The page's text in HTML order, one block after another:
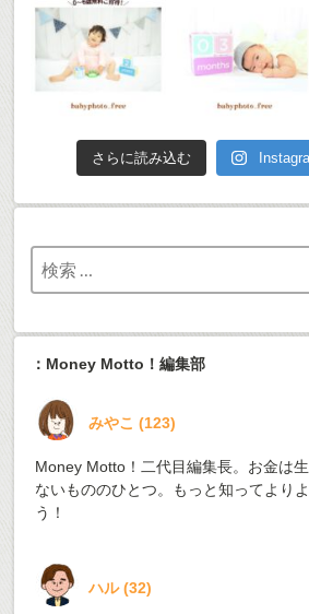
さらに読み込む
：Money Motto！編集部
みやこ(123)
Money Motto！二代目編集長。お金は
ないもののひとつ。もっと知ってより
う！
ハル(32)